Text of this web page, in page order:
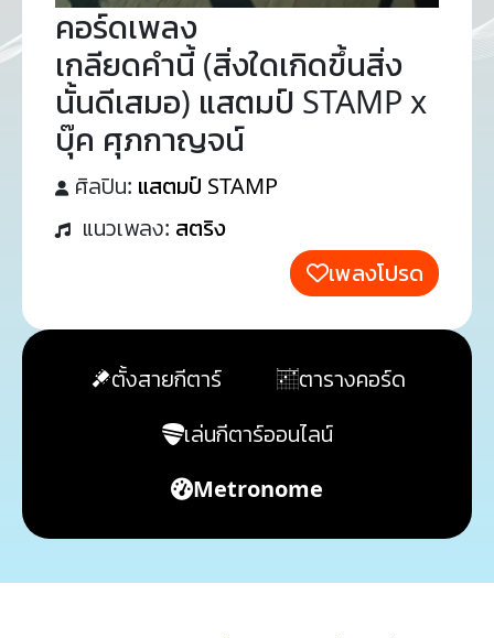
คอร์ดเพลง
เกลียดคำนี้ (สิ่งใดเกิดขึ้นสิ่ง
นั้นดีเสมอ) แสตมป์ STAMP x
บุ๊ค ศุภกาญจน์
ศิลปิน: แสตมป์ STAMP
แนวเพลง: สตริง
เพลงโปรด
ตั้งสายกีตาร์
ตารางคอร์ด
เล่นกีตาร์ออนไลน์
Metronome